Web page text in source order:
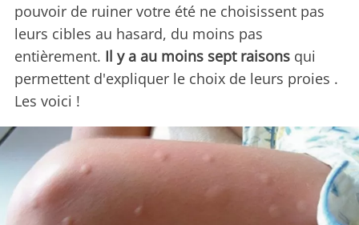
pouvoir de ruiner votre été ne choisissent pas
leurs cibles au hasard, du moins pas
entièrement. Il y a au moins sept raisons qui
permettent d'expliquer le choix de leurs proies .
Les voici !